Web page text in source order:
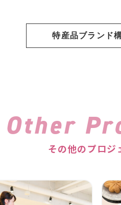
特産品ブランド
Other
その他のプロジ